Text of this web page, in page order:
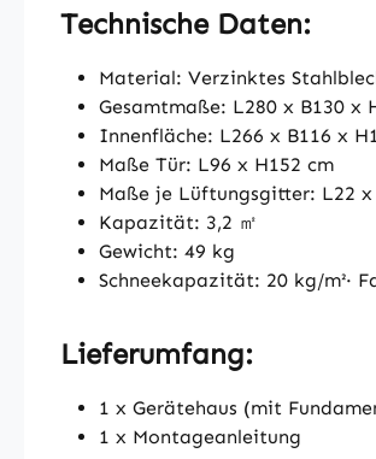
Technische Daten:
Material: Verzinktes
Gesamtmaße: L280 x B130 x
Innenfläche: L266 x B116 x
Maße Tür: L96 x H152 cm
Maße je Lüftungsgitter: L22 x
Kapazität: 3,2 ㎡
Gewicht: 49 kg
Schneekapazität: 20 kg/m²·
Lieferumfang:
1 x Gerätehaus (mit
1 x Montageanleitung